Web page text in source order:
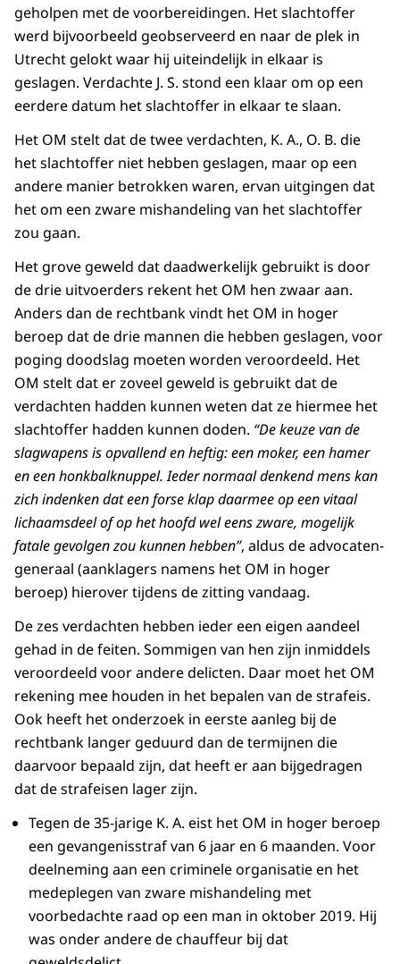
geholpen met de voorbereidingen. Het slachtoffer
werd bijvoorbeeld geobserveerd en naar de plek in
Utrecht gelokt waar hij uiteindelijk in elkaar is
geslagen. Verdachte J. S. stond een klaar om op een
eerdere datum het slachtoffer in elkaar te slaan.
Het OM stelt dat de twee verdachten, K. A., O. B. die
het slachtoffer niet hebben geslagen, maar op een
andere manier betrokken waren, ervan uitgingen dat
het om een zware mishandeling van het slachtoffer
zou gaan.
Het grove geweld dat daadwerkelijk gebruikt is door
de drie uitvoerders rekent het OM hen zwaar aan.
Anders dan de rechtbank vindt het OM in hoger
beroep dat de drie mannen die hebben geslagen, voor
poging doodslag moeten worden veroordeeld. Het
OM stelt dat er zoveel geweld is gebruikt dat de
verdachten hadden kunnen weten dat ze hiermee het
slachtoffer hadden kunnen doden. “Dekeuze van de
slagwapens is opvallend en heftig: een moker, een hamer
en een honkbalknuppel. Ieder normaal denkend mens kan
zich indenken dat een forse klap daarmee op een vitaal
lichaamsdeel of op het hoofd wel eens zware, mogelijk
fatale gevolgen zou kunnen hebben”, aldus de advocaten-
generaal (aanklagers namens het OM in hoger
beroep) hierover tijdens de zitting vandaag.
De zes verdachten hebben ieder een eigen aandeel
gehad in de feiten. Sommigen van hen zijn inmiddels
veroordeeld voor andere delicten. Daar moet het OM
rekening mee houden in het bepalen van de strafeis.
Ook heeft het onderzoek in eerste aanleg bij de
rechtbank langer geduurd dan de termijnen die
daarvoor bepaald zijn, dat heeft er aan bijgedragen
dat de strafeisen lager zijn.
Tegen de 35-jarige K. A. eist het OM in hoger beroep
een gevangenisstraf van 6 jaar en 6 maanden. Voor
deelneming aan een criminele organisatie en het
medeplegen van zware mishandeling met
voorbedachte raad op een man in oktober 2019. Hij
was onder andere de chauffeur bij dat